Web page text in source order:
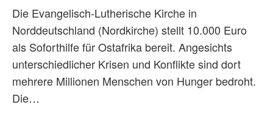
Die Evangelisch-Lutherische Kirche in
Norddeutschland (Nordkirche) stellt 10.000 Euro
als Soforthilfe für Ostafrika bereit. Angesichts
unterschiedlicher Krisen und Konflikte sind dort
mehrere Millionen Menschen von Hunger bedroht.
Die…